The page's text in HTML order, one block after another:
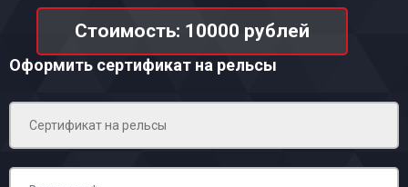
Стоимость: 10000 рублей
Оформить сертификат на рельсы